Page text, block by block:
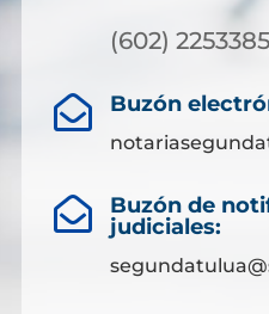
(602) 2253385
 Buzón

Buzón de
judiciales: